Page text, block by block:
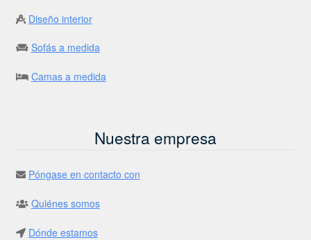
Diseño interior
Sofás a medida
Camas a medida
Nuestra empresa
Póngase en contacto con
Quiénes somos
Dónde estamos